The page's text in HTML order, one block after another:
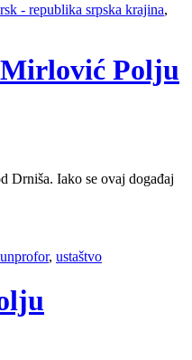
rsk - republika srpska krajina,
Mirlović Polju
Drniša. Iako se ovaj događaj
unprofor, ustaštvo